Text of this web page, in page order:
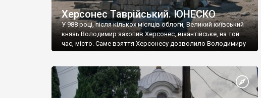
Херсонес Таврійський. ЮНЕСКО
У 988 році, після кількох місяців облоги, Великий київський
князь Володимир захопив Херсонес, візантійське, на той
час, місто. Саме взяття Херсонесу дозволило Володимиру
диктувати свої умови візантійському імператору Василю ІІ,
Херсонесі Володимир-язичник, став Василем-
християнином. А потім було Хрещення Русі. На честь
Херсонесу Таврійського названо місто […]